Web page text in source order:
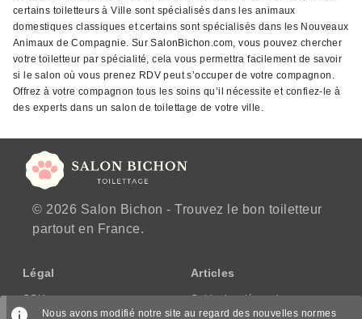
certains toiletteurs à Ville sont spécialisés dans les animaux
domestiques classiques et certains sont spécialisés dans les Nouveaux
Animaux de Compagnie. Sur SalonBichon.com, vous pouvez chercher
votre toiletteur par spécialité, cela vous permettra facilement de savoir
si le salon où vous prenez RDV peut s’occuper de votre compagnon.
Offrez à votre compagnon tous les soins qu’il nécessite et confiez-le à
des experts dans un salon de toilettage de votre ville.
© 2026 Salon Bichon - Trouvez le bon toiletteur
partout en France.
Légal
CGU
Articles
Guide des démarches
Nous avons modifié notre site au regard des nouvelles normes